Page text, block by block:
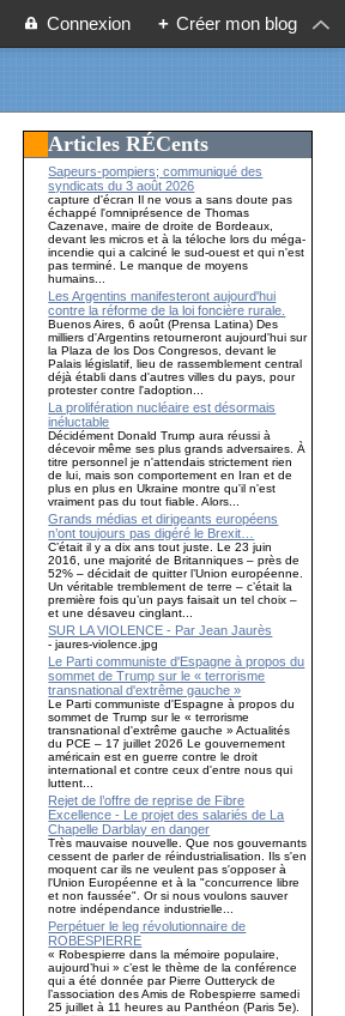
Connexion + Créer mon blog
Articles RÉCents
Sapeurs-pompiers; communiqué des
syndicats du 3 août 2026
capture d'écran Il ne vous a sans doute pas
échappé l'omniprésence de Thomas
Cazenave, maire de droite de Bordeaux,
devant les micros et à la téloche lors du méga-
incendie qui a calciné le sud-ouest et qui n'est
pas terminé. Le manque de moyens
humains...
Les Argentins manifesteront aujourd'hui
contre la réforme de la loi foncière rurale.
Buenos Aires, 6 août (Prensa Latina) Des
milliers d'Argentins retourneront aujourd'hui sur
la Plaza de los Dos Congresos, devant le
Palais législatif, lieu de rassemblement central
déjà établi dans d'autres villes du pays, pour
protester contre l'adoption...
La prolifération nucléaire est désormais
inéluctable
Décidément Donald Trump aura réussi à
décevoir même ses plus grands adversaires. À
titre personnel je n'attendais strictement rien
de lui, mais son comportement en Iran et de
plus en plus en Ukraine montre qu'il n'est
vraiment pas du tout fiable. Alors...
Grands médias et dirigeants européens
n’ont toujours pas digéré le Brexit…
C’était il y a dix ans tout juste. Le 23 juin
2016, une majorité de Britanniques – près de
52% – décidait de quitter l’Union européenne.
Un véritable tremblement de terre – c’était la
première fois qu’un pays faisait un tel choix –
et une désaveu cinglant...
SUR LA VIOLENCE - Par Jean Jaurès
- jaures-violence.jpg
Le Parti communiste d'Espagne à propos du
sommet de Trump sur le « terrorisme
transnational d'extrême gauche »
Le Parti communiste d'Espagne à propos du
sommet de Trump sur le « terrorisme
transnational d'extrême gauche » Actualités
du PCE – 17 juillet 2026 Le gouvernement
américain est en guerre contre le droit
international et contre ceux d'entre nous qui
luttent...
Rejet de l’offre de reprise de Fibre
Excellence - Le projet des salariés de La
Chapelle Darblay en danger
Très mauvaise nouvelle. Que nos gouvernants
cessent de parler de réindustrialisation. Ils s'en
moquent car ils ne veulent pas s'opposer à
l'Union Européenne et à la "concurrence libre
et non faussée". Or si nous voulons sauver
notre indépendance industrielle...
Perpétuer le leg révolutionnaire de
ROBESPIERRE
« Robespierre dans la mémoire populaire,
aujourd’hui » c’est le thème de la conférence
qui a été donnée par Pierre Outteryck de
l’association des Amis de Robespierre samedi
25 juillet à 11 heures au Panthéon (Paris 5e).